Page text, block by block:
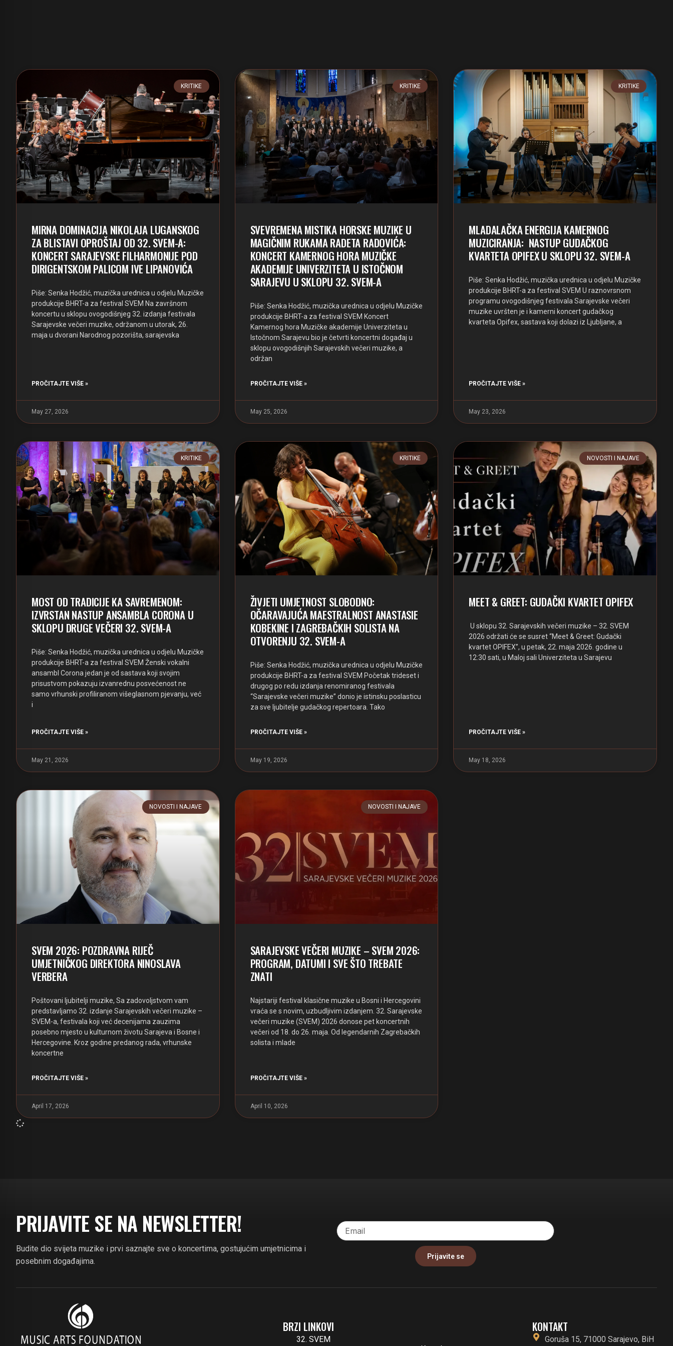
KRITIKE
MIRNA DOMINACIJA NIKOLAJA LUGANSKOG
ZA BLISTAVI OPROŠTAJ OD 32. SVEM-A:
KONCERT SARAJEVSKE FILHARMONIJE POD
DIRIGENTSKOM PALICOM IVE LIPANOVIĆA
Piše: Senka Hodžić, muzička urednica u odjelu Muzičke
produkcije BHRT-a za festival SVEM Na završnom
koncertu u sklopu ovogodišnjeg 32. izdanja festivala
Sarajevske večeri muzike, održanom u utorak, 26.
maja u dvorani Narodnog pozorišta, sarajevska
PROČITAJTE VIŠE »
May 27, 2026
KRITIKE
SVEVREMENA MISTIKA HORSKE MUZIKE U
MAGIČNIM RUKAMA RADETA RADOVIĆA:
KONCERT KAMERNOG HORA MUZIČKE
AKADEMIJE UNIVERZITETA U ISTOČNOM
SARAJEVU U SKLOPU 32. SVEM-A
Piše: Senka Hodžić, muzička urednica u odjelu Muzičke
produkcije BHRT-a za festival SVEM Koncert
Kamernog hora Muzičke akademije Univerziteta u
Istočnom Sarajevu bio je četvrti koncertni događaj u
sklopu ovogodišnjih Sarajevskih večeri muzike, a
održan
PROČITAJTE VIŠE »
May 25, 2026
KRITIKE
MLADALAČKA ENERGIJA KAMERNOG
MUZICIRANJA: NASTUP GUDAČKOG
KVARTETA OPIFEX U SKLOPU 32. SVEM-A
Piše: Senka Hodžić, muzička urednica u odjelu Muzičke
produkcije BHRT-a za festival SVEM U raznovrsnom
programu ovogodišnjeg festivala Sarajevske večeri
muzike uvršten je i kamerni koncert gudačkog
kvarteta Opifex, sastava koji dolazi iz Ljubljane, a
PROČITAJTE VIŠE »
May 23, 2026
KRITIKE
MOST OD TRADICIJE KA SAVREMENOM:
IZVRSTAN NASTUP ANSAMBLA CORONA U
SKLOPU DRUGE VEČERI 32. SVEM-A
Piše: Senka Hodžić, muzička urednica u odjelu Muzičke
produkcije BHRT-a za festival SVEM Ženski vokalni
ansambl Corona jedan je od sastava koji svojim
prisustvom pokazuju izvanrednu posvećenost ne
samo vrhunski profiliranom višeglasnom pjevanju, već
i
PROČITAJTE VIŠE »
May 21, 2026
KRITIKE
ŽIVJETI UMJETNOST SLOBODNO:
OČARAVAJUĆA MAESTRALNOST ANASTASIE
KOBEKINE I ZAGREBAČKIH SOLISTA NA
OTVORENJU 32. SVEM-A
Piše: Senka Hodžić, muzička urednica u odjelu Muzičke
produkcije BHRT-a za festival SVEM Početak trideset i
drugog po redu izdanja renomiranog festivala
“Sarajevske večeri muzike” donio je istinsku poslasticu
za sve ljubitelje gudačkog repertoara. Tako
PROČITAJTE VIŠE »
May 19, 2026
NOVOSTI I NAJAVE
MEET & GREET: GUDAČKI KVARTET OPIFEX
U sklopu 32. Sarajevskih večeri muzike – 32. SVEM
2026 održati će se susret “Meet & Greet: Gudački
kvartet OPIFEX”, u petak, 22. maja 2026. godine u
12:30 sati, u Maloj sali Univerziteta u Sarajevu
PROČITAJTE VIŠE »
May 18, 2026
NOVOSTI I NAJAVE
SVEM 2026: POZDRAVNA RIJEČ
UMJETNIČKOG DIREKTORA NINOSLAVA
VERBERA
Poštovani ljubitelji muzike, Sa zadovoljstvom vam
predstavljamo 32. izdanje Sarajevskih večeri muzike –
SVEM-a, festivala koji već decenijama zauzima
posebno mjesto u kulturnom životu Sarajeva i Bosne i
Hercegovine. Kroz godine predanog rada, vrhunske
koncertne
PROČITAJTE VIŠE »
April 17, 2026
NOVOSTI I NAJAVE
SARAJEVSKE VEČERI MUZIKE – SVEM 2026:
PROGRAM, DATUMI I SVE ŠTO TREBATE
ZNATI
Najstariji festival klasične muzike u Bosni i Hercegovini
vraća se s novim, uzbudljivim izdanjem. 32. Sarajevske
večeri muzike (SVEM) 2026 donose pet koncertnih
večeri od 18. do 26. maja. Od legendarnih Zagrebačkih
solista i mlade
PROČITAJTE VIŠE »
April 10, 2026
PRIJAVITE SE NA NEWSLETTER!
Budite dio svijeta muzike i prvi saznajte sve o koncertima, gostujućim umjetnicima i
posebnim događajima.
Prijavite se
BRZI LINKOVI
32. SVEM
KONTAKT
Goruša 15, 71000 Sarajevo, BiH